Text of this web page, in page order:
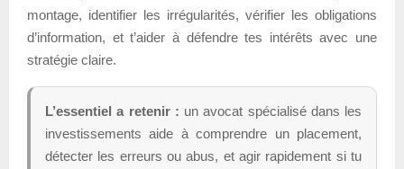
montage, identifier les irrégularités, vérifier les obligations
d’information, et t’aider à défendre tes intérêts avec une
stratégie claire.
L’essentiel a retenir : un avocat spécialisé dans les
investissements aide à comprendre un placement,
détecter les erreurs ou abus, et agir rapidement si tu